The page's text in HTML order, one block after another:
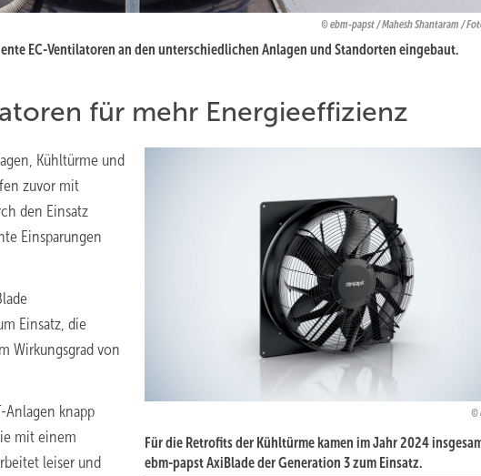
ebm-papst / Mahesh Shantaram /
EC-Ventilatoren an den unterschiedlichen Anlagen und Standorten eingebaut.
für mehr Energieeffizienz
Für die Retrofits der Kühltürme kamen im Jahr 2024
ebm-papst AxiBlade der Generation 3 zum Einsatz.
Kühltürme und
zuvor mit
den Einsatz
Einsparungen
Einsatz, die
Wirkungsgrad von
Anlagen knapp
mit einem
leiser und